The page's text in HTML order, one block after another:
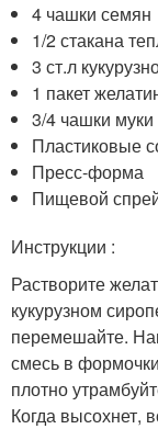
4 чашки семян
1/2 стакана
3 ст.л
1 пакет
3/4 чашки муки
Пластиковые
Пресс-форма
Пищевой
Инструкции :
Растворите
кукурузном
перемешайте.
смесь в
плотно
Когда высохнет,